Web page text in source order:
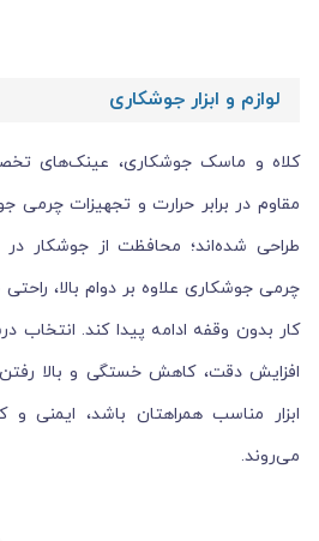
لوازم و ابزار جوشکاری
کلاه و ماسک جوشکاری، عینک‌های
مقاوم در برابر حرارت و تجهیزات
طراحی شده‌اند؛ محافظت از جوشکار در
چرمی جوشکاری علاوه بر دوام بالا،
کار بدون وقفه ادامه پیدا کند. انتخاب
افزایش دقت، کاهش خستگی و بالا
ابزار مناسب همراهتان باشد، ایمنی
می‌روند.